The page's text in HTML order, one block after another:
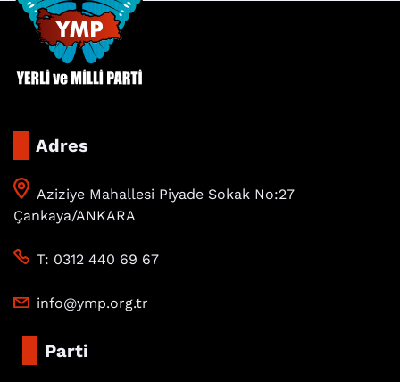
Adres
Aziziye Mahallesi Piyade Sokak No:27
Çankaya/ANKARA
T: 0312 440 69 67
info@ymp.org.tr
Parti